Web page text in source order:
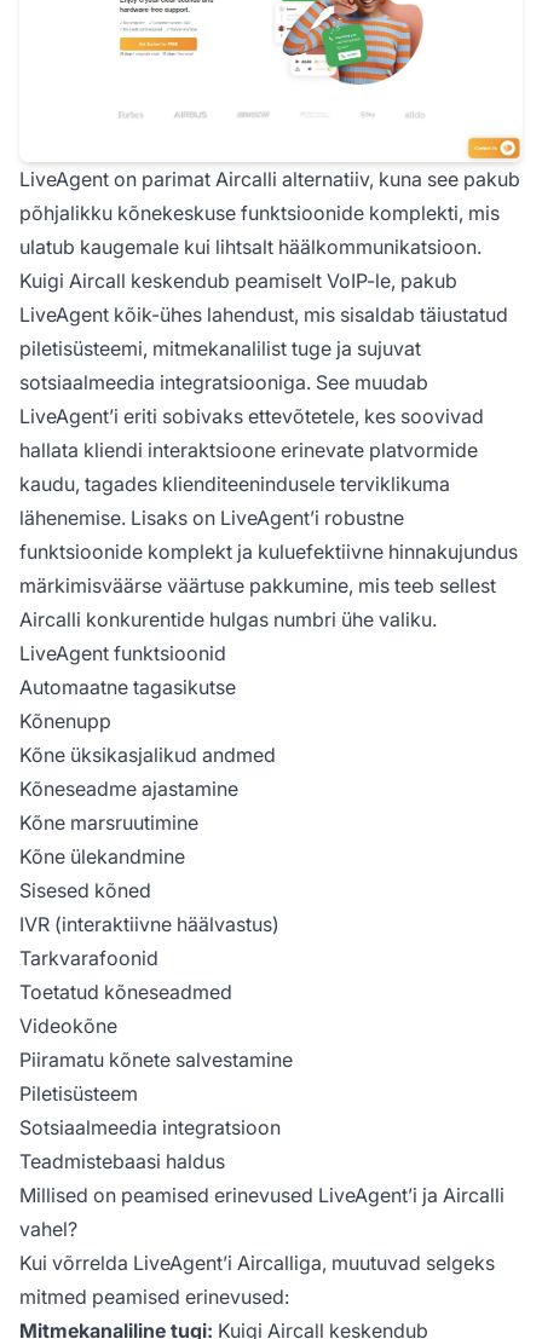
LiveAgent on parimat Aircalli alternatiiv, kuna see pakub
põhjalikku kõnekeskuse funktsioonide komplekti, mis
ulatub kaugemale kui lihtsalt häälkommunikatsioon.
Kuigi Aircall keskendub peamiselt VoIP-le, pakub
LiveAgent kõik-ühes lahendust, mis sisaldab täiustatud
piletisüsteemi, mitmekanalilist tuge ja sujuvat
sotsiaalmeedia integratsiooniga. See muudab
LiveAgent’i eriti sobivaks ettevõtetele, kes soovivad
hallata kliendi interaktsioone erinevate platvormide
kaudu, tagades klienditeenindusele terviklikuma
lähenemise. Lisaks on LiveAgent’i robustne
funktsioonide komplekt ja kuluefektiivne hinnakujundus
märkimisväärse väärtuse pakkumine, mis teeb sellest
Aircalli konkurentide hulgas numbri ühe valiku.
LiveAgent funktsioonid
Automaatne tagasikutse
Kõnenupp
Kõne üksikasjalikud andmed
Kõneseadme ajastamine
Kõne marsruutimine
Kõne ülekandmine
Sisesed kõned
IVR (interaktiivne häälvastus)
Tarkvarafoonid
Toetatud kõneseadmed
Videokõne
Piiramatu kõnete salvestamine
Piletisüsteem
Sotsiaalmeedia integratsioon
Teadmistebaasi haldus
Millised on peamised erinevused LiveAgent’i ja Aircalli
vahel?
Kui võrrelda LiveAgent’i Aircalliga, muutuvad selgeks
mitmed peamised erinevused:
Mitmekanaliline tugi: Kuigi Aircall keskendub